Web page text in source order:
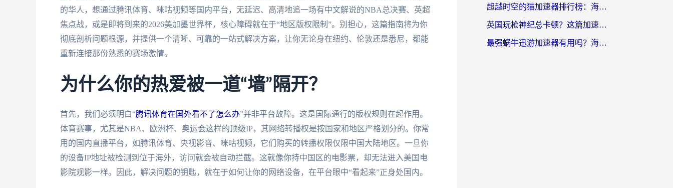
的华人，想通过腾讯体育、咪咕视频等国内平台，无延迟、高清地追一场有中文解说的NBA总决赛、英超
焦点战，或是即将到来的2026美加墨世界杯，核心障碍就在于“地区版权限制”。别担心，这篇指南将为你
彻底剖析问题根源，并提供一个清晰、可靠的一站式解决方案，让你无论身在纽约、伦敦还是悉尼，都能
重新连接那份熟悉的赛场激情。
为什么你的热爱被一道“墙”隔开？
首先，我们必须明白“腾讯体育在国外看不了怎么办”并非平台故障。这是国际通行的版权规则在起作用。
体育赛事，尤其是NBA、欧洲杯、奥运会这样的顶级IP，其网络转播权是按国家和地区严格划分的。你常
用的国内直播平台，如腾讯体育、央视影音、咪咕视频，它们购买的转播权限仅限中国大陆地区。一旦你
的设备IP地址被检测到位于海外，访问就会被自动拦截。这就像你持中国区的电影票，却无法进入美国电
影院观影一样。因此，解决问题的钥匙，就在于如何让你的网络设备，在平台眼中“看起来”正身处国内。
超越时空的猫加速器排行榜：海外党国服游戏不卡顿的终极选择指南
英国玩枪神纪总卡顿？这篇加速器选择指南帮你告别延迟（附实测推荐）
最强蜗牛迅游加速器有用吗？海外玩家国服游戏加速避坑指南（附德国玩忍者必须死3流星蝴蝶剑解决办法）